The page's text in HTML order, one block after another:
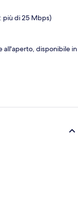
più di 25 Mbps)
all'aperto, disponibile in